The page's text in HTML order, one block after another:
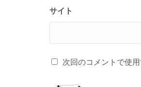
サイト
次回のコメントで使